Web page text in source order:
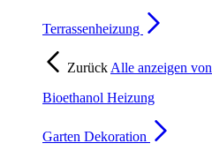
Terrassenheizung
Zurück Alle anzeigen von
Bioethanol Heizung
Garten Dekoration